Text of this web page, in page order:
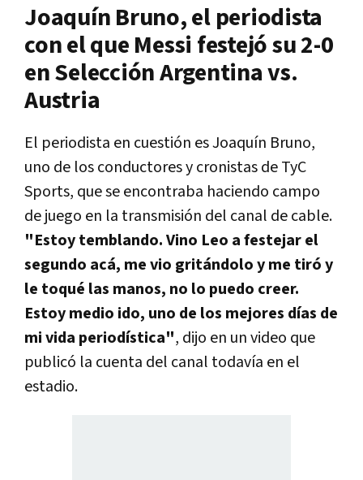
Joaquín Bruno, el periodista
con el que Messi festejó su 2-0
en Selección Argentina vs.
Austria
El periodista en cuestión es Joaquín Bruno,
uno de los conductores y cronistas de TyC
Sports, que se encontraba haciendo campo
de juego en la transmisión del canal de cable.
"Estoy temblando. Vino Leo a festejar el
segundo acá, me vio gritándolo y me tiró y
le toqué las manos, no lo puedo creer.
Estoy medio ido, uno de los mejores días de
mi vida periodística", dijo en un video que
publicó la cuenta del canal todavía en el
estadio.